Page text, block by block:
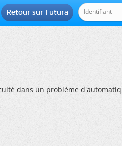
Retour sur Futura
dans un problème